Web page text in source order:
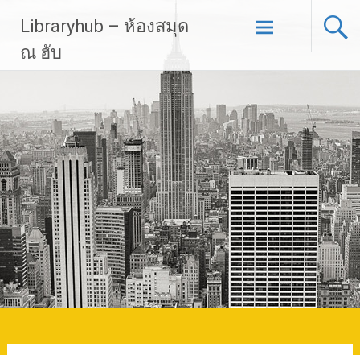
content
Libraryhub – ห้องสมุด
ณ ฮับ